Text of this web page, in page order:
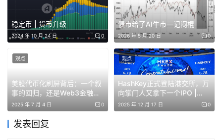
12.7 万附近反复试探阻力位。
技术分析交易员 Killa（@KillaXBT）也发现和指出了这一观
更值得注意的是，这种规律在其他主流币身上不太成立。
ETH 的高点和 BTC 的同步性没这么准。SOL、AVAX 这些
后起的就更不用说了。能跟 BTC 周期顶部这样「踩点」
稳定币 | 货币升级
2024 年 10 月 24 日 0
债市给了AI牛市一记闷棍
2026 年 5 月 20 日 0
美股代币化刷屏背后：一个叙
事的回归，还是Web3金融结
构的演进信号？
2025 年 7 月 4 日 0
观点
HashKey正式登陆港交所，万
向掌门人又拿下一个IPO |
BlockWeeks
2025 年 12 月 17 日 0
观点
发表回复